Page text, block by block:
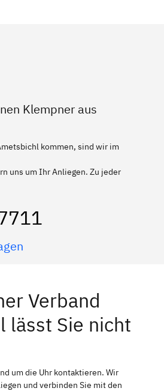
Klempner aus
kommen, sind wir im
uns um Ihr Anliegen. Zu jeder
Verband
lässt Sie nicht
um die Uhr kontaktieren. Wir
und verbinden Sie mit den